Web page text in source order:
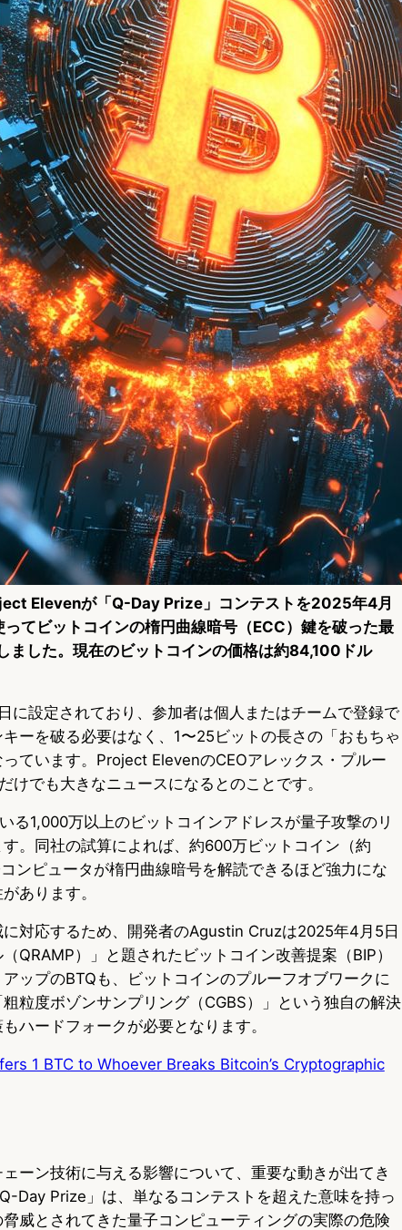
Elevenが「Q-Day Prize」コンテストを2025年4月
てビットコインの楕円曲線暗号（ECC）鍵を破った最
ました。現在のビットコインの価格は約84,100ドル
に設定されており、参加者は個人またはチームで登録で
ーを破る必要はなく、1〜25ビットの長さの「おもちゃ
ています。Project ElevenのCEOアレックス・プルー
でも大きなニュースになるとのことです。
る1,000万以上のビットコインアドレスが量子攻撃のリ
。同社の試算によれば、約600万ビットコイン（約
ンピュータが楕円曲線暗号を解読できるほど強力にな
あります。
対応するため、開発者のAgustin Cruzは2025年4月5日
QRAMP）」と題されたビットコイン改善提案（BIP）
ップのBTQも、ビットコインのプルーフオブワークに
粒度ボゾンサンプリング（CGBS）」という独自の解決
ハードフォークが必要となります。
1 BTC to Whoever Breaks Bitcoin’s Cryptographic
ーン技術に与える影響について、重要な動きが出てき
Day Prize」は、単なるコンテストを超えた意味を持っ
威とされてきた量子コンピューティングの実際の危険